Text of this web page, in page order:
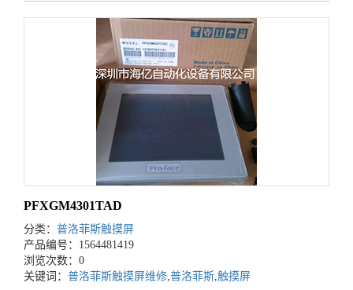
PFXGM4301TAD
分类： 普洛菲斯触摸屏
产品编号：1564481419
浏览次数：0
关键词： 普洛菲斯触摸屏维修,普洛菲斯,触摸屏